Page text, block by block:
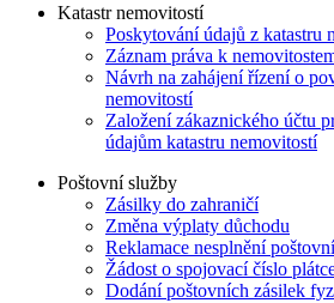
Katastr nemovitostí
Poskytování údajů z katastru
Záznam práva k
Návrh na zahájení řízení o
nemovitostí
Založení zákaznického účtu
údajům katastru nemovitostí
Poštovní služby
Zásilky do zahraničí
Změna výplaty důchodu
Reklamace nesplnění
Žádost o spojovací číslo
Dodání poštovních zásilek